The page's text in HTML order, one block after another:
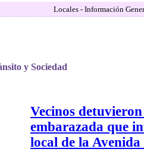
Locales - Información
y Sociedad
Vecinos
embarazada que
local de la